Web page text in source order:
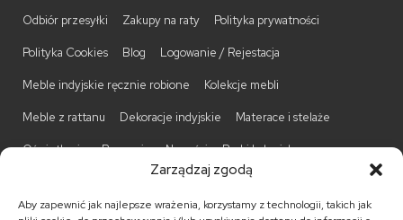
Zarządzaj zgodą
Aby zapewnić jak najlepsze wrażenia, korzystamy z technologii, takich jak
Odbiór przesyłki Zakupy na raty Polityka prywatności
Polityka Cookies Blog Logowanie / Rejestacja
Meble indyjskie ręcznie robione Kolekcje mebli
Meble z rattanu Dekoracje indyjskie Materace i stelaże
Oświetlenie Promocje Nowości Barki kolonialne
Komody kolonialne Krzesła kolonialne
Kufry indyjskie Ławki kolonialne Łóżka kolonialne